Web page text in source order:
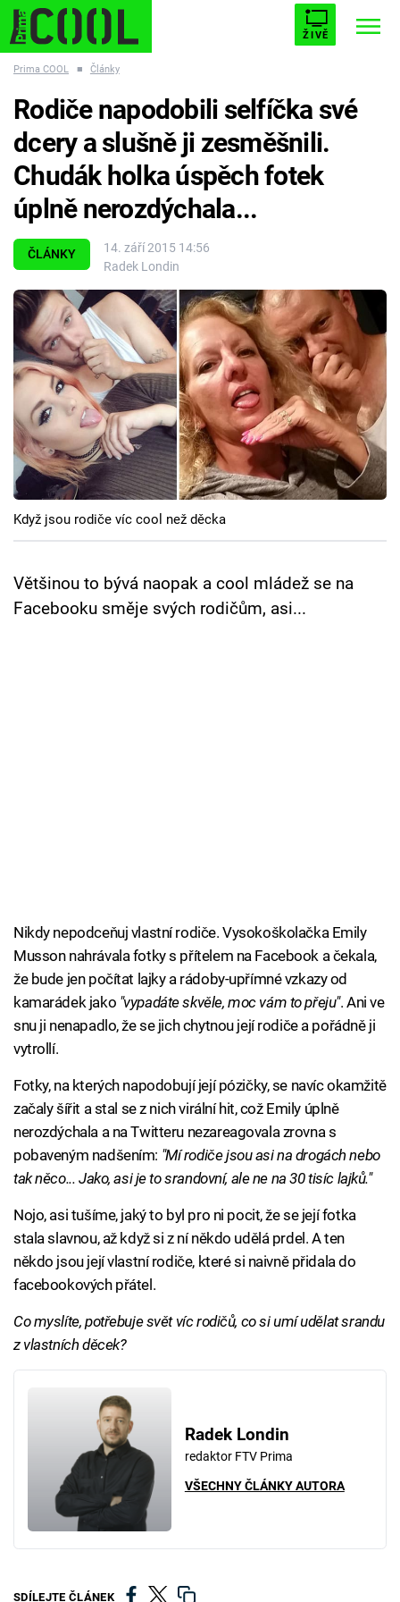
ŽIVĚ
ESCAPE PLNEJ KOTEL AVENGERS 5
Témata
Filmy
Seriály
Hry
Cool Esport
Pořady
TV Program
Přihlášení
Prima COOL ■ Články
ČLÁNKY
14. září 2015 14:56
Radek Londin
Rodiče napodobili selfíčka své
dcery a slušně ji zesměšnili.
Chudák holka úspěch fotek
úplně nerozdýchala...
Když jsou rodiče víc cool než děcka
Většinou to bývá naopak a cool mládež se na
Facebooku směje svých rodičům, asi...
Nikdy nepodceňuj vlastní rodiče. Vysokoškolačka Emily
Musson nahrávala fotky s přítelem na Facebook a čekala,
že bude jen počítat lajky a rádoby-upřímné vzkazy od
kamarádek jako "vypadáte skvěle, moc vám to přeju". Ani ve
snu ji nenapadlo, že se jich chytnou její rodiče a pořádně ji
vytrollí.
Fotky, na kterých napodobují její pózičky, se navíc okamžitě
začaly šířit a stal se z nich virální hit, což Emily úplně
nerozdýchala a na Twitteru nezareagovala zrovna s
pobaveným nadšením: "Mí rodiče jsou asi na drogách nebo
tak něco... Jako, asi je to srandovní, ale ne na 30 tisíc lajků."
Nojo, asi tušíme, jaký to byl pro ni pocit, že se její fotka
stala slavnou, až když si z ní někdo udělá prdel. A ten
někdo jsou její vlastní rodiče, které si naivně přidala do
facebookových přátel.
Co myslíte, potřebuje svět víc rodičů, co si umí udělat srandu
z vlastních děcek?
Radek Londin
redaktor FTV Prima
VŠECHNY ČLÁNKY AUTORA
SDÍLEJTE ČLÁNEK